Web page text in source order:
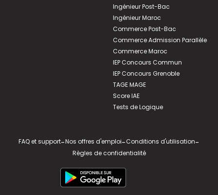
Ingénieur Post-Bac
Ingénieur Maroc
Commerce Post-Bac
Commerce Admission Parallèle
Commerce Maroc
IEP Concours Commun
IEP Concours Grenoble
TAGE MAGE
Score IAE
Tests de Logique
FAQ et support-Nos offres d'emploi-Conditions d'utilisation-
Règles de confidentialité